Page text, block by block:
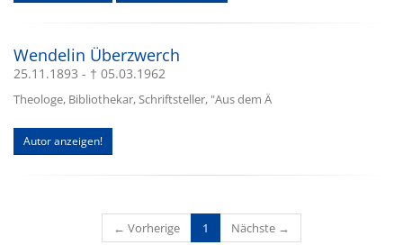
Wendelin Überzwerch
25.11.1893 - † 05.03.1962
Theologe, Bibliothekar, Schriftsteller, "Aus dem Ä
Autor anzeigen!
← Vorherige 1 (current)
Nächste →